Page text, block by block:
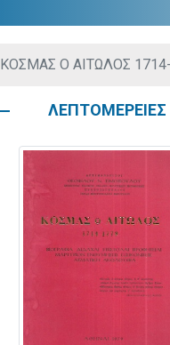
ΚΟΣΜΑΣ Ο ΑΙΤΩΛΟΣ
ΛΕΠΤΟΜΕΡΕΙΕΣ